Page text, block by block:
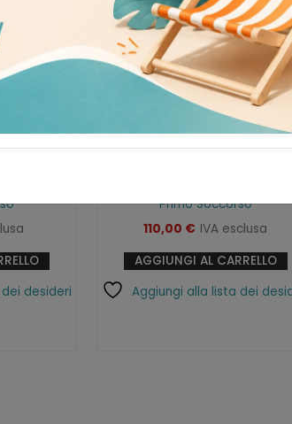
desideri
Teca per DAE
Primo Soccorso
110,00 € IVA esclusa
AGGIUNGI AL CARRELLO
Aggiungi alla lista dei